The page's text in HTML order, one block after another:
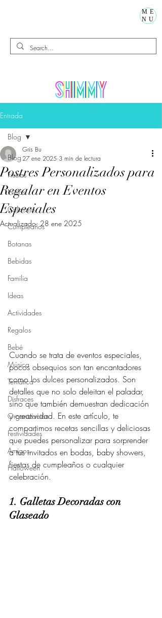
ME
NU
Entrada
Blog
Fiestas
Niños
Calorcito
Cumpleaños
Botanas
Bebidas
Familia
Ideas
Actividades
Regalos
Bebé
Música
Temática
Disfraces
Organización
Festividades
Amigos
Halloween
Blog
Postres Personalizados para
Regalar en Eventos
Especiales
Gris Bu
27 ene 2025 3 min de lectura
Actualizado: 28 ene 2025
Cuando se trata de eventos especiales,
pocos obsequios son tan encantadores
como los dulces personalizados. Son
detalles que no solo deleitan el paladar,
sino que también demuestran dedicación
y creatividad. En este artículo, te
compartimos recetas sencillas y deliciosas
que puedes personalizar para sorprender
a tus invitados en bodas, baby showers,
fiestas de cumpleaños o cualquier
celebración.
1. Galletas Decoradas con
Glaseado